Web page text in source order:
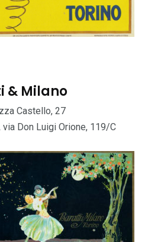
& Milano
Castello, 27
via Don Luigi Orione, 119/C